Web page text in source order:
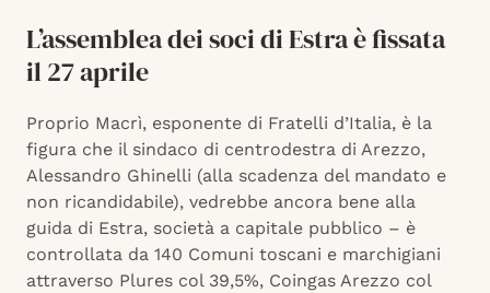
L’assemblea dei soci di Estra è fissata
il 27 aprile
Proprio Macrì, esponente di Fratelli d’Italia, è la
figura che il sindaco di centrodestra di Arezzo,
Alessandro Ghinelli (alla scadenza del mandato e
non ricandidabile), vedrebbe ancora bene alla
guida di Estra, società a capitale pubblico – è
controllata da 140 Comuni toscani e marchigiani
attraverso Plures col 39,5%, Coingas Arezzo col